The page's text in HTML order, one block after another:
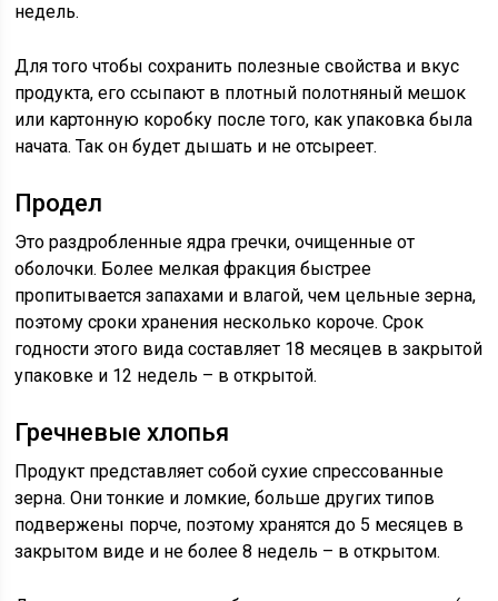
недель.
Для того чтобы сохранить полезные свойства и вкус
продукта, его ссыпают в плотный полотняный мешок
или картонную коробку после того, как упаковка была
начата. Так он будет дышать и не отсыреет.
Продел
Это раздробленные ядра гречки, очищенные от
оболочки. Более мелкая фракция быстрее
пропитывается запахами и влагой, чем цельные зерна,
поэтому сроки хранения несколько короче. Срок
годности этого вида составляет 18 месяцев в закрытой
упаковке и 12 недель – в открытой.
Гречневые хлопья
Продукт представляет собой сухие спрессованные
зерна. Они тонкие и ломкие, больше других типов
подвержены порче, поэтому хранятся до 5 месяцев в
закрытом виде и не более 8 недель – в открытом.